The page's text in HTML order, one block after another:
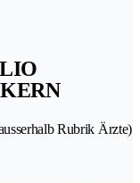
Rubrik Ärzte)